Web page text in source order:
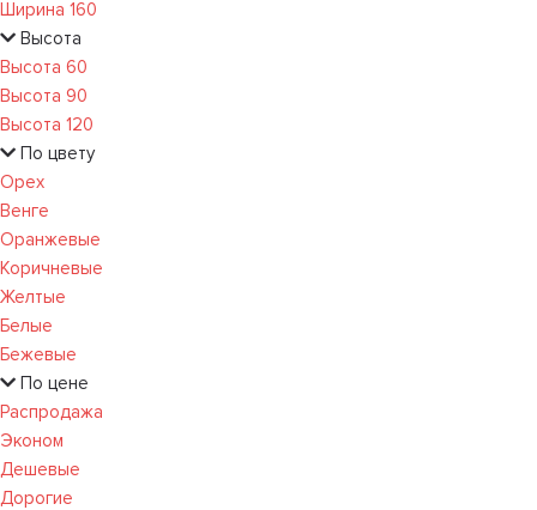
Ширина 160
Высота
Высота 60
Высота 90
Высота 120
По цвету
Орех
Венге
Оранжевые
Коричневые
Желтые
Белые
Бежевые
По цене
Распродажа
Эконом
Дешевые
Дорогие